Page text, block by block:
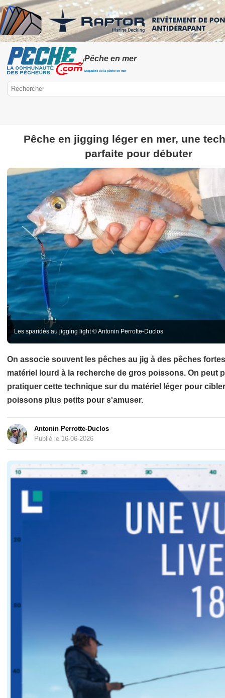
/Pêche en mer
Magazine de la pêche en mer
Surfcasting Pêche du bord Poissons de mer
Pêche en jigging léger en mer, une
parfaite pour débuter
Les sparidés au jigging light © Antonin Perrotte-Duclos
On associe souvent les pêches au jig à des pêches
matériel lourd à la recherche de gros poissons. On peut
pratiquer cette technique sur du matériel léger pour
poissons plus petits pour s'amuser.
Antonin Perrotte-Duclos
Publié le 16-06-2026